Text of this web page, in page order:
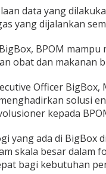
data yang
yang dijalankan
BPOM
obat dan makanan
Officer
solusi
kepada
yang ada di BigBox
skala besar dalam
bagi kebutuhan